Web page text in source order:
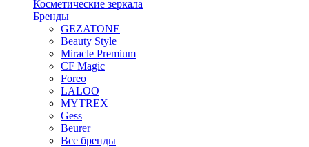
Косметические зеркала
Бренды
GEZATONE
Beauty Style
Miracle Premium
CF Magic
Foreo
LALOO
MYTREX
Gess
Beurer
Все бренды